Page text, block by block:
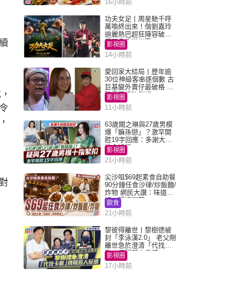
16小時前
功夫女足丨周星馳千呼
萬喚終出來！偕劉嘉玲
迪麗熱巴超狂陣容破天
荒現身香港謝票
影視圈
14小時前
愛回家大結局丨歷年逾
30位神級客串逐個數 古
巨基變外賣仔最破格 歐
陽震華情陷群姐
影視圈
11小時前
63歲關之琳與27歲男模
爆「嫲孫戀」？激罕開
腔19字回應：多謝大家
掛念近況
影視圈
21小時前
尖沙咀$69起素食自助餐
90分鐘任食沙律/炒飯麵/
炸物 網民大讚：味道
好，環境闊落
飲食
21小時前
黎彼得離世丨黎樹德被
封「李泳漢2.0」 老父剛
離世急於澄清「代找卡
數」傳聞惹人反感
影視圈
17小時前